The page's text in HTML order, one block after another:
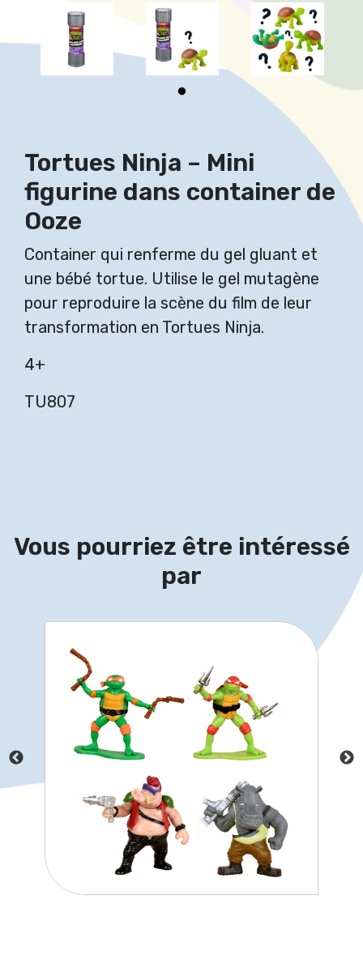
Tortues Ninja – Mini
figurine dans container de
Ooze
Container qui renferme du gel gluant et
une bébé tortue. Utilise le gel mutagène
pour reproduire la scène du film de leur
transformation en Tortues Ninja.
4+
TU807
Vous pourriez être intéressé
par